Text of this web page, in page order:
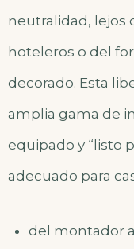
neutralidad, lejos
hoteleros o del
decorado. Esta
amplia gama de
equipado y “listo
adecuado para
del montador